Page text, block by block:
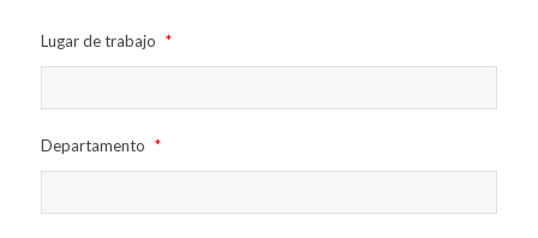
Lugar de trabajo *
Departamento *